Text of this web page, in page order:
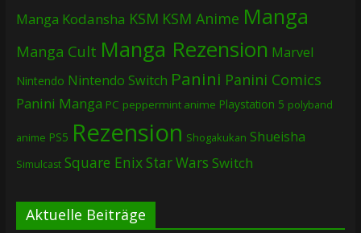
Manga Kodansha KSM KSM Anime Manga
Manga Cult Manga Rezension Marvel
Nintendo Nintendo Switch Panini Panini Comics
Panini Manga PC peppermint anime Playstation 5 polyband
anime PS5 Rezension Shogakukan Shueisha
Simulcast Square EnixStar Wars Switch
Aktuelle Beiträge